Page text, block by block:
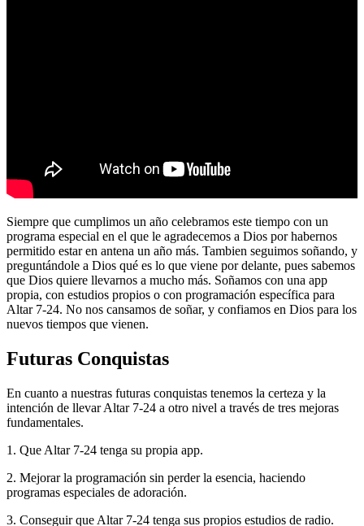
Siempre que cumplimos un año celebramos este tiempo con un
programa especial en el que le agradecemos a Dios por habernos
permitido estar en antena un año más. Tambien seguimos soñando, y
preguntándole a Dios qué es lo que viene por delante, pues sabemos
que Dios quiere llevarnos a mucho más. Soñamos con una app
propia, con estudios propios o con programación específica para
Altar 7-24. No nos cansamos de soñar, y confiamos en Dios para los
nuevos tiempos que vienen.
Futuras Conquistas
En cuanto a nuestras futuras conquistas tenemos la certeza y la
intención de llevar Altar 7-24 a otro nivel a través de tres mejoras
fundamentales.
1. Que Altar 7-24 tenga su propia app.
2. Mejorar la programación sin perder la esencia, haciendo
programas especiales de adoración.
3. Conseguir que Altar 7-24 tenga sus propios estudios de radio.